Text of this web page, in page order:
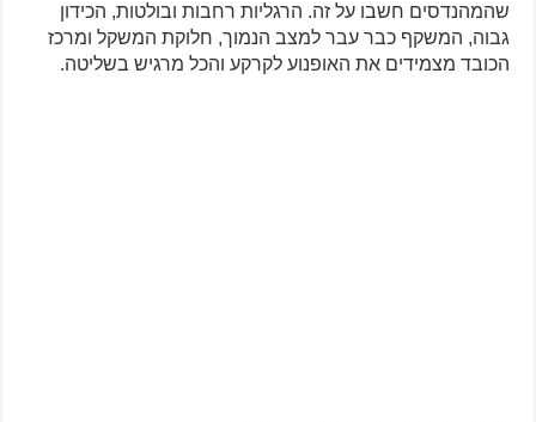
שהמהנדסים חשבו על זה. הרגליות רחבות ובולטות, הכידון
גבוה, המשקף כבר עבר למצב הנמוך, חלוקת המשקל ומרכז
הכובד מצמידים את האופנוע לקרקע והכל מרגיש בשליטה.